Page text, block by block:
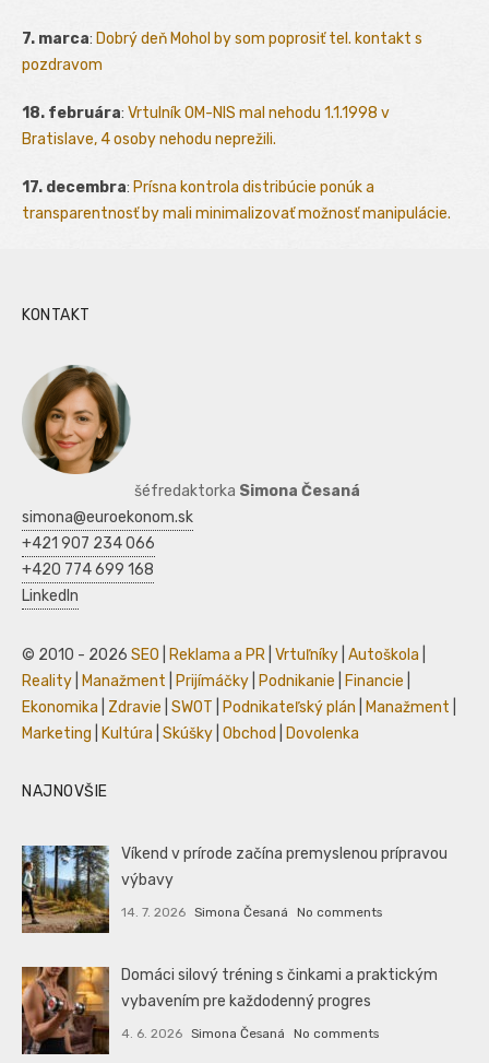
7. marca: Dobrý deň Mohol by som poprosiť tel. kontakt s
pozdravom
18. februára: Vrtulník OM-NIS mal nehodu 1.1.1998 v
Bratislave, 4 osoby nehodu neprežili.
17. decembra: Prísna kontrola distribúcie ponúk a
transparentnosť by mali minimalizovať možnosť manipulácie.
KONTAKT
šéfredaktorka Simona Česaná
simona@euroekonom.sk
+421 907 234 066
+420 774 699 168
LinkedIn
© 2010 - 2026 SEO Reklama a PR Vrtuľníky Autoškola
Reality
Manažment Prijímáčky Podnikanie Financie
Ekonomika
Zdravie SWOT Podnikateľský plán Manažment
Marketing
Kultúra Skúšky Obchod Dovolenka
NAJNOVŠIE
Víkend v prírode začína premyslenou prípravou
výbavy
14. 7. 2026 Simona Česaná No comments
Domáci silový tréning s činkami a praktickým
vybavením pre každodenný progres
4. 6. 2026 Simona Česaná No comments